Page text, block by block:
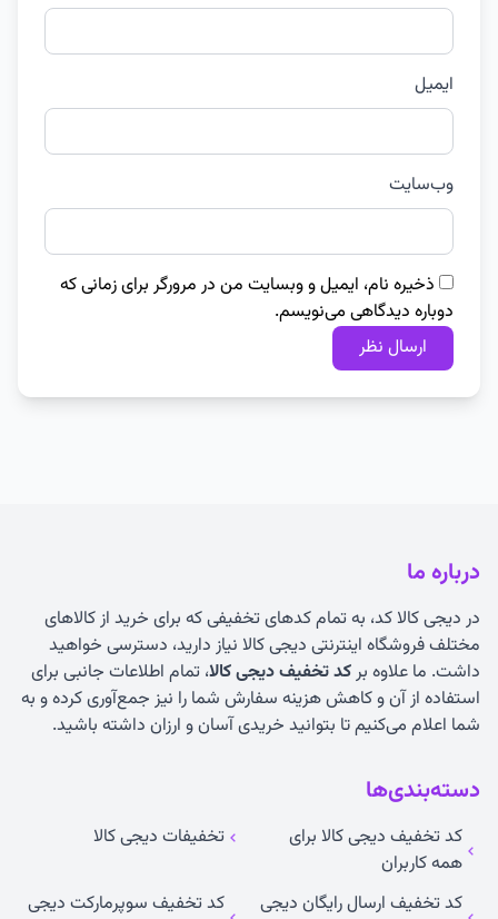
ایمیل
وب‌سایت
ذخیره نام، ایمیل و وبسایت من در مرورگر برای زمانی که
دوباره دیدگاهی می‌نویسم.
درباره ما
در دیجی کالا کد، به تمام کدهای تخفیفی که برای خرید از کالاهای
مختلف فروشگاه اینترنتی دیجی کالا نیاز دارید، دسترسی خواهید
داشت. ما علاوه برکد تخفیف دیجی کالا، تمام اطلاعات جانبی برای
استفاده از آن و کاهش هزینه سفارش شما را نیز جمع‌آوری کرده و به
شما اعلام می‌کنیم تا بتوانید خریدی آسان و ارزان داشته باشید.
دسته‌بندی‌ها
کد تخفیف دیجی کالا برای
همه کاربران
تخفیفات دیجی کالا
کد تخفیف ارسال رایگان دیجی
کد تخفیف سوپرمارکت دیجی